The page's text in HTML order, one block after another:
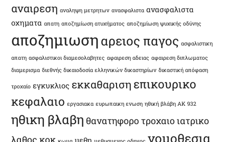
αναιρεση αναληψη μετρητων ανασφαλιστα ανασφαλιστα
οχηματα απατη αποζημίωση ατυχήματος αποζημίωση ψυχικής οδύνης
αποζημιωσηαρειος παγος ασφαλιστικη
απατη ασφαλιστικοι διαμεσολαβητες αφαιρεση αδειας αφαιρεση διπλωματος
διαμερισμα διεθνής δικαιοδοσία ελληνικών δικαστηρίων δικαστική απόφαση
τροχαίο εγκυκλιος εκκαθαριση επικουρικο
κεφαλαιο εργασιακα ευρωπαικη ενωση ηθική βλάβη ΑΚ 932
ηθικη βλαβη θανατηφορο τροχαιοιατρικο
λαθος κοκ μεθη νομοθεσια